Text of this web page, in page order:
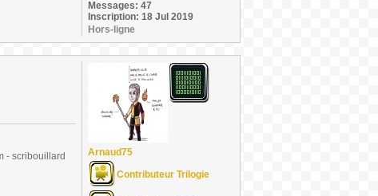
Messages: 47
Inscription: 18 Jul 2019
Hors-ligne
- scribouillard
Arnaud75
Contributeur Trilogie